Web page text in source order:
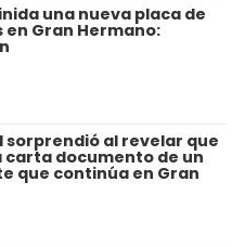
una nueva placa de
en Gran Hermano:
sorprendió al revelar que
carta documento de un
que continúa en Gran